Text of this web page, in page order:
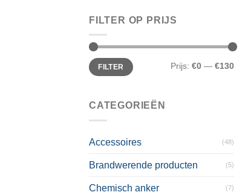
FILTER OP PRIJS
FILTER Prijs: €0 — €130
CATEGORIEËN
Accessoires (48)
Brandwerende producten (5)
Chemisch anker (7)